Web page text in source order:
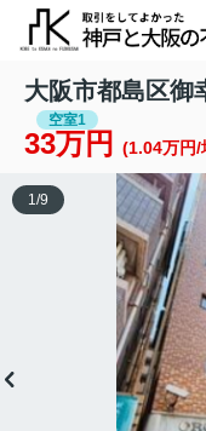
大阪市都島区御
空室1
33万円 (1.04万円/
1/9